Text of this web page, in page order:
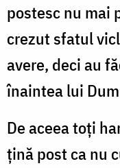
postesc nu mai
crezut sfatul
avere, deci au
înaintea lui
De aceea toţi
ţină post ca nu